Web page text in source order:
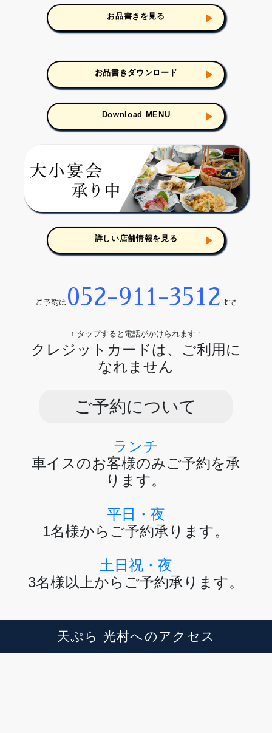
お品書きを見る
お品書きダウンロード
Download MENU
詳しい店舗情報を見る
ご予約は 052-911-3512 まで
↑ タップすると電話がかけられます ↑
クレジットカードは、ご利用に
なれません
ご予約について
ランチ
車イスのお客様のみご予約を承
ります。
平日・夜
1名様からご予約承ります。
土日祝・夜
3名様以上からご予約承ります。
天ぷら 光村へのアクセス